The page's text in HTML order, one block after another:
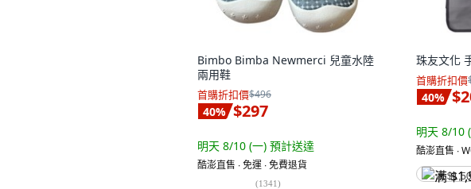
Bimbo Bimba Newmerci 兒童水陸
兩用鞋
首購折扣價$496
40% $297
明天 8/10 (一) 預計送達
酷澎直售 ∙ 免運 ∙ 免費退貨
(1341)
珠友文化
首購折扣價
40%
明天 8/10
酷澎直售 ∙
满